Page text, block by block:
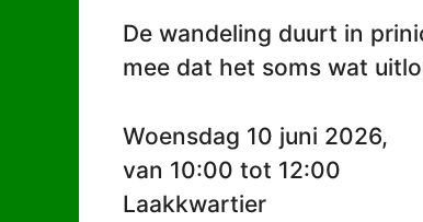
De wandeling duurt in
mee dat het soms wat
Woensdag 10 juni 2026,
van 10:00 tot 12:00
Laakkwartier